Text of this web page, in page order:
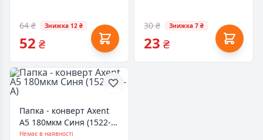
(BM.3975-04)
64 ₴ Знижка 12 ₴
52 ₴
30 ₴ Знижка 7 ₴
23 ₴
Папка - конверт Axent
А5 180мкм Синя (1522-
22-A)
Немає в наявності